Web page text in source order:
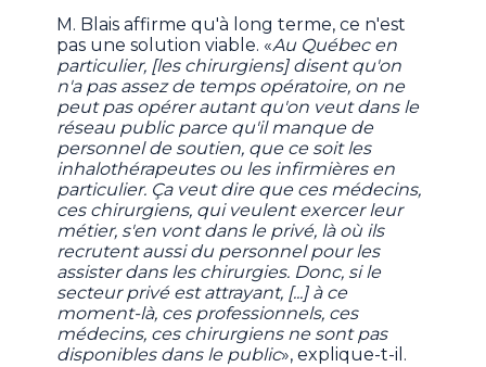
M. Blais affirme qu'à long terme, ce n'est
pas une solution viable. «Au Québec en
particulier, [les chirurgiens] disent qu'on
n'a pas assez de temps opératoire, on ne
peut pas opérer autant qu'on veut dans le
réseau public parce qu'il manque de
personnel de soutien, que ce soit les
inhalothérapeutes ou les infirmières en
particulier. Ça veut dire que ces médecins,
ces chirurgiens, qui veulent exercer leur
métier, s'en vont dans le privé, là où ils
recrutent aussi du personnel pour les
assister dans les chirurgies. Donc, si le
secteur privé est attrayant, [...] à ce
moment-là, ces professionnels, ces
médecins, ces chirurgiens ne sont pas
disponibles dans le public», explique-t-il.